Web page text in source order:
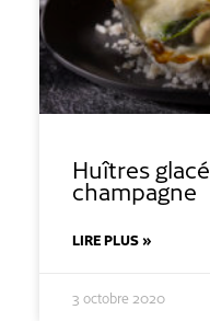
Huîtres
champagne
LIRE PLUS »
3 octobre 2020